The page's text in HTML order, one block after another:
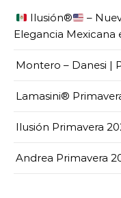
Ilusión®️
–
Elegancia Mexicana
Montero – Danesi |
Lamasini®
Ilusión Primavera
Andrea Primavera